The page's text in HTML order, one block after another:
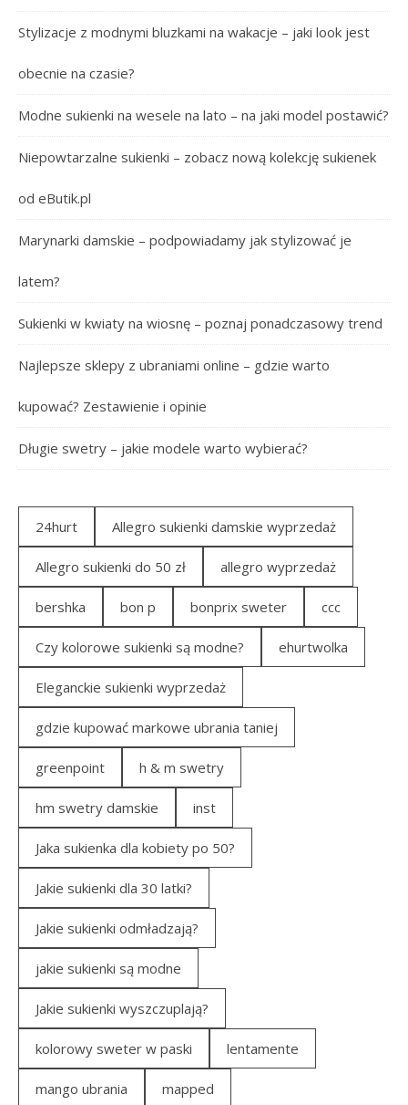
Stylizacje z modnymi bluzkami na wakacje – jaki look jest
obecnie na czasie?
Modne sukienki na wesele na lato – na jaki model postawić?
Niepowtarzalne sukienki – zobacz nową kolekcję sukienek
od eButik.pl
Marynarki damskie – podpowiadamy jak stylizować je
latem?
Sukienki w kwiaty na wiosnę – poznaj ponadczasowy trend
Najlepsze sklepy z ubraniami online – gdzie warto
kupować? Zestawienie i opinie
Długie swetry – jakie modele warto wybierać?
24hurt Allegro sukienki damskie wyprzedaż
Allegro sukienki do 50 zł allegro wyprzedaż
bershka bon p bonprix sweter ccc
Czy kolorowe sukienki są modne? ehurtwolka
Eleganckie sukienki wyprzedaż
gdzie kupować markowe ubrania taniej
greenpoint h & m swetry
hm swetry damskie inst
Jaka sukienka dla kobiety po 50?
Jakie sukienki dla 30 latki?
Jakie sukienki odmładzają?
jakie sukienki są modne
Jakie sukienki wyszczuplają?
kolorowy sweter w paski lentamente
mango ubrania mapped